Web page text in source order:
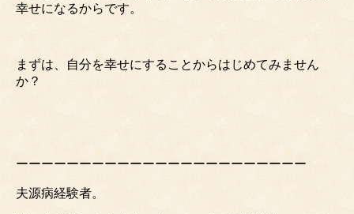
幸せになるからです。
まずは、自分を幸せにすることからはじめてみません
か？
ーーーーーーーーーーーーーーーーーーーーーーー
夫源病経験者。